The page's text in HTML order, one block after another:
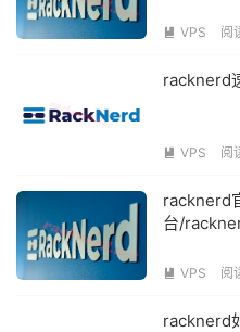
 VPS 阅
racknerd
 VPS 阅
racknerd
台/
 VPS 阅
racknerd